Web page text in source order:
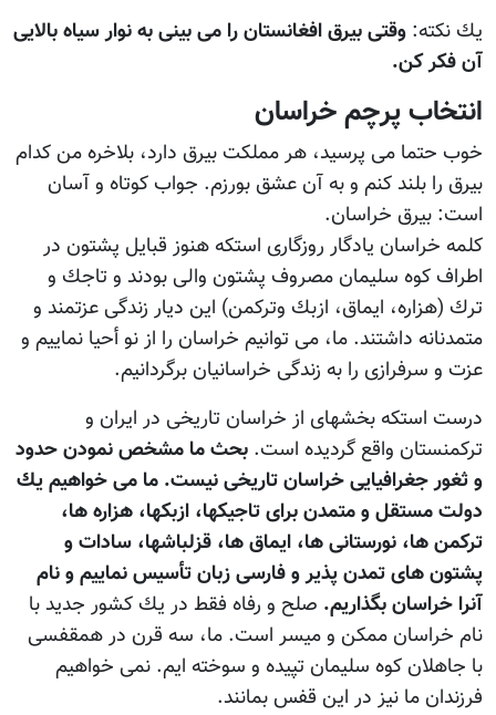
يك نكته: وقتى بيرق افغانستان را مى بينى به نوار سياه بالايى
آن فكر كن.
انتخاب پرچم خراسان
خوب حتما مى پرسيد، هر مملكت بيرق دارد، بلاخره من كدام
بيرق را بلند كنم و به آن عشق بورزم. جواب كوتاه و آسان
است: بيرق خراسان.
كلمه خراسان يادگار روزگارى استكه هنوز قبايل پشتون در
اطراف كوه سليمان مصروف پشتون والى بودند و تاجك و
ترك (هزاره، ايماق، ازبك وتركمن) اين ديار زندگى عزتمند و
متمدنانه داشتند. ما، مى توانيم خراسان را از نو أحيا نماييم و
عزت و سرفرازى را به زندگى خراسانيان برگردانيم.
درست استكه بخشهاى از خراسان تاريخى در ايران و
تركمنستان واقع گرديده است. بحث ما مشخص نمودن حدود
و ثغور جغرافيايى خراسان تاريخى نيست. ما مى خواهيم يك
دولت مستقل و متمدن براى تاجيكها، ازبكها، هزاره ها،
تركمن ها، نورستانى ها، ايماق ها، قزلباشها، سادات و
پشتون هاى تمدن پذير و فارسى زبان تأسيس نماييم و نام
آنرا خراسان بگذاريم. صلح و رفاه فقط در يك كشور جديد با
نام خراسان ممكن و ميسر است. ما، سه قرن در همقفسى
با جاهلان كوه سليمان تپيده و سوخته ايم. نمى خواهيم
فرزندان ما نيز در اين قفس بمانند.